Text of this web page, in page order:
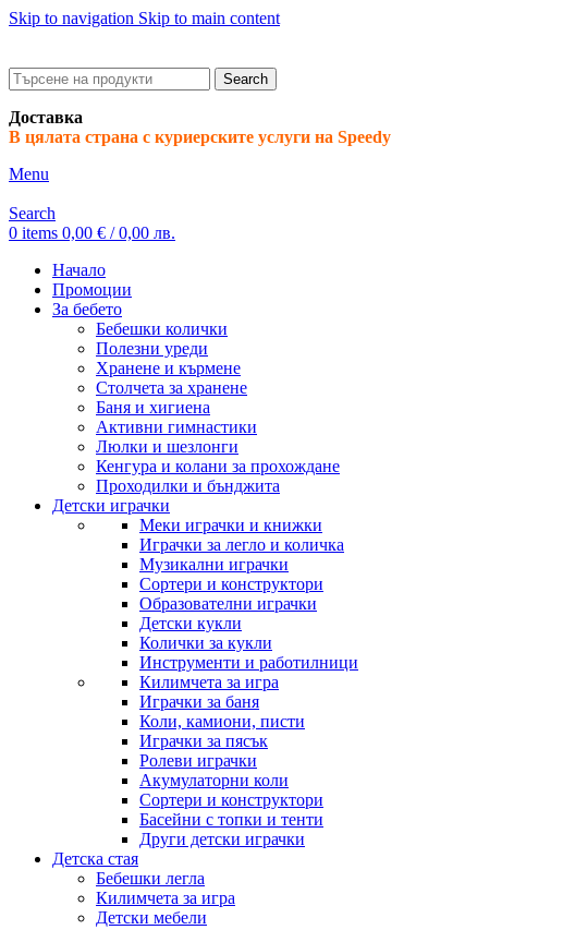
Skip to navigation Skip to main content
Search
Доставка
В цялата страна с куриерските услуги на Speedy
Menu
Search
0 items 0,00 € / 0,00 лв.
Начало
Промоции
За бебето
Бебешки колички
Полезни уреди
Хранене и кърмене
Столчета за хранене
Баня и хигиена
Активни гимнастики
Люлки и шезлонги
Кенгура и колани за прохождане
Проходилки и бънджита
Детски играчки
Меки играчки и книжки
Играчки за легло и количка
Музикални играчки
Сортери и конструктори
Образователни играчки
Детски кукли
Колички за кукли
Инструменти и работилници
Килимчета за игра
Играчки за баня
Коли, камиони, писти
Играчки за пясък
Ролеви играчки
Акумулаторни коли
Сортери и конструктори
Басейни с топки и тенти
Други детски играчки
Детска стая
Бебешки легла
Килимчета за игра
Детски мебели